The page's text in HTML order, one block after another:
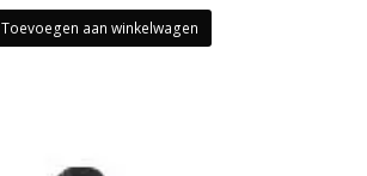
was:
€229.90.
is:
€100.00.
Toevoegen aan winkelwagen